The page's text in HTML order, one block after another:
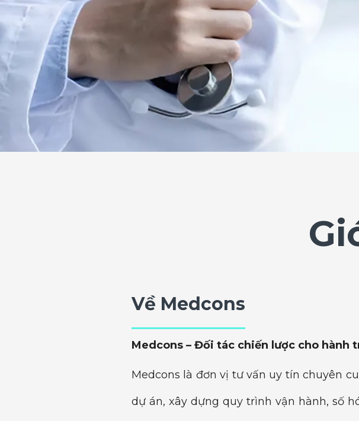
Về Medcons
Medcons – Đối tác chiến lược cho hành
Medcons là đơn vị tư vấn uy tín chuyên
dự án, xây dựng quy trình vận hành, số